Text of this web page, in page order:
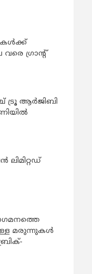
ഗ്രാന്റ്
ട്രൂ ആർജിബി
ലിമിറ്റഡ്
മരുന്നുകള്‍